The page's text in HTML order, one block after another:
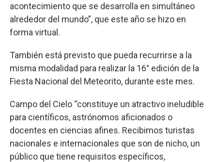
acontecimiento que se desarrolla en simultáneo
alrededor del mundo”, que este año se hizo en
forma virtual.
También está previsto que pueda recurrirse a la
misma modalidad para realizar la 16° edición de la
Fiesta Nacional del Meteorito, durante este mes.
Campo del Cielo “constituye un atractivo ineludible
para científicos, astrónomos aficionados o
docentes en ciencias afines. Recibimos turistas
nacionales e internacionales que son de nicho, un
público que tiene requisitos específicos,